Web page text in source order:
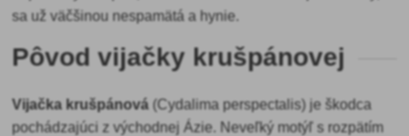
sa už väčšinou nespamätá a hynie.
Pôvod vijačky krušpánovej
Vijačka krušpánová (Cydalima perspectalis) je škodca
pochádzajúci z východnej Ázie. Neveľký motýľ s rozpätím